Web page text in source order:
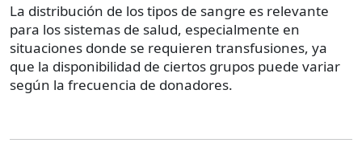
La distribución de los tipos de sangre es relevante
para los sistemas de salud, especialmente en
situaciones donde se requieren transfusiones, ya
que la disponibilidad de ciertos grupos puede variar
según la frecuencia de donadores.